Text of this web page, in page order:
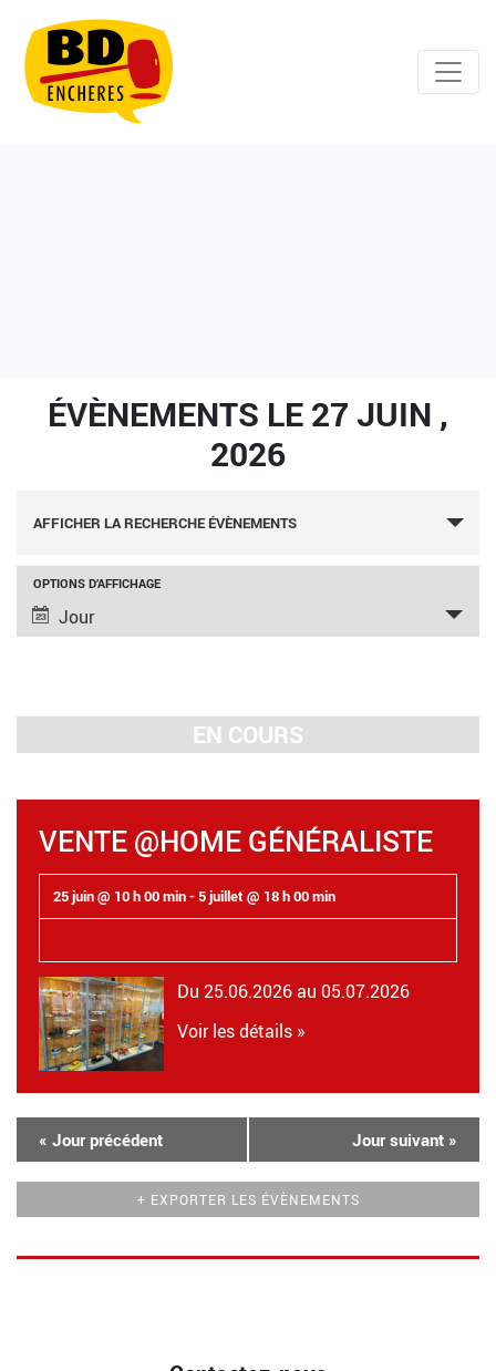
ÉVÈNEMENTS LE 27 JUIN ,
2026
RECHERCHE
NAVIGATION
DE
ÉVÈNEMENTS
AFFICHER LA RECHERCHE ÉVÈNEMENTS
NAVIGATION
DE
OPTIONS D’AFFICHAGE
Jour
EN COURS
VENTE @HOME GÉNÉRALISTE
25 juin @ 10 h 00 min-5 juillet @ 18 h 00 min
Du 25.06.2026 au 05.07.2026
Voir les détails »
« Jour précédent Jour suivant »
+ EXPORTER LES ÉVÈNEMENTS